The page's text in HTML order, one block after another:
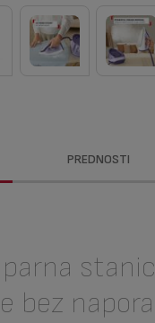
PREDNOSTI
bez napora